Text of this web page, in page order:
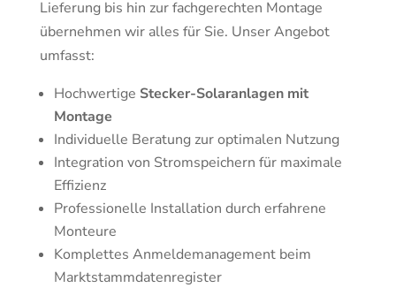
Lieferung bis hin zur fachgerechten Montage
übernehmen wir alles für Sie. Unser Angebot
umfasst:
Hochwertige Stecker-Solaranlagen mit
Montage
Individuelle Beratung zur optimalen Nutzung
Integration von Stromspeichern für maximale
Effizienz
Professionelle Installation durch erfahrene
Monteure
Komplettes Anmeldemanagement beim
Marktstammdatenregister